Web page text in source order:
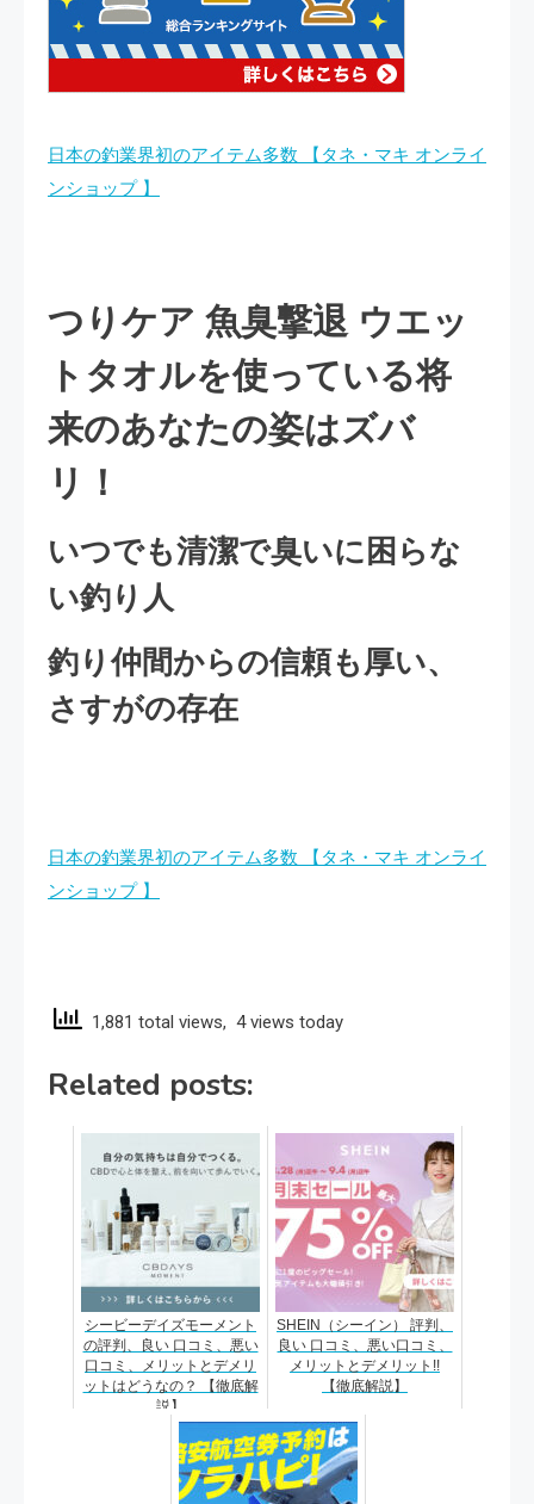
日本の釣業界初のアイテム多数 【タネ・マキ オンライ
ンショップ 】
つりケア 魚臭撃退 ウエッ
トタオルを使っている将
来のあなたの姿はズバ
リ！
いつでも清潔で臭いに困らな
い釣り人
釣り仲間からの信頼も厚い、
さすがの存在
日本の釣業界初のアイテム多数 【タネ・マキ オンライ
ンショップ 】
1,881 total views, 4 views today
Related posts:
シービーデイズモーメント
の評判、良い 口コミ、悪い
口コミ、メリットとデメリ
ットはどうなの？ 【徹底解
説】
SHEIN（シーイン） 評判、
良い 口コミ、悪い口コミ、
メリットとデメリット!!
【徹底解説】